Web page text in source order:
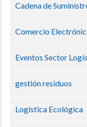
Cadena de
Comercio
Eventos Sector
gestión residuos
Logística Ecológica